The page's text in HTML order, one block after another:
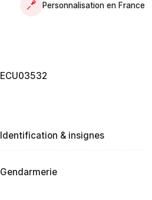
Personnalisation en France
ECU03532
Identification & insignes
Gendarmerie